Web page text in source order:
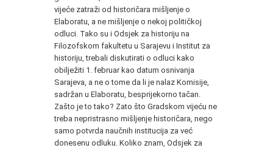
vijeće zatraži od historičara mišljenje o
Elaboratu, a ne mišljenje o nekoj političkoj
odluci. Tako su i Odsjek za historiju na
Filozofskom fakultetu u Sarajevu i Institut za
historiju, trebali diskutirati o odluci kako
obilježiti 1. februar kao datum osnivanja
Sarajeva, a ne o tome da li je nalaz Komisije,
sadržan u Elaboratu, besprijekorno tačan.
Zašto je to tako? Zato što Gradskom vijeću ne
treba nepristrasno mišljenje historičara, nego
samo potvrda naučnih institucija za već
donesenu odluku. Koliko znam, Odsjek za